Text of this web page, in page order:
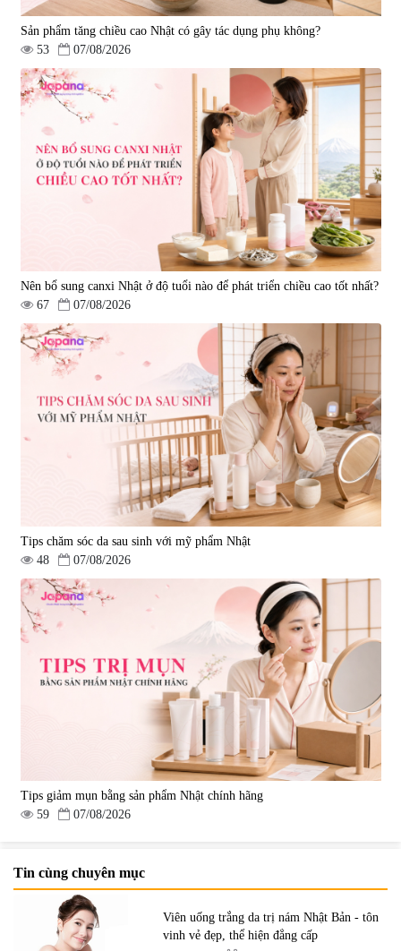
Sản phẩm tăng chiều cao Nhật có gây tác dụng phụ không?
53
07/08/2026
Nên bổ sung canxi Nhật ở độ tuổi nào để phát triển chiều cao tốt nhất?
67
07/08/2026
Tips chăm sóc da sau sinh với mỹ phẩm Nhật
48
07/08/2026
Tips giảm mụn bằng sản phẩm Nhật chính hãng
59
07/08/2026
Tin cùng chuyên mục
Viên uống trắng da trị nám Nhật Bản - tôn
vinh vẻ đẹp, thể hiện đẳng cấp